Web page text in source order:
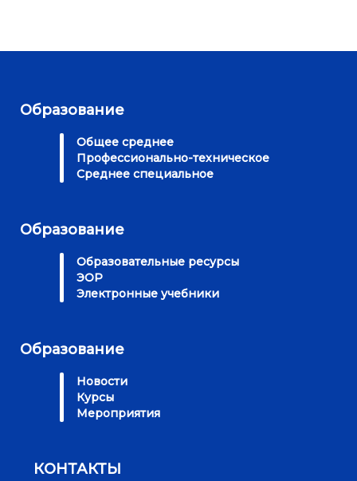
Образование
Общее среднее
Профессионально-техническое
Среднее специальное
Образование
Образовательные ресурсы
ЭОР
Электронные учебники
Образование
Новости
Курсы
Мероприятия
КОНТАКТЫ